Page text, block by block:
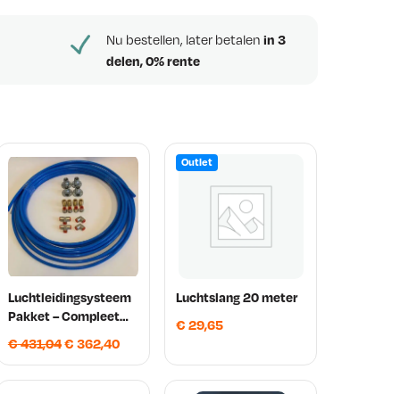
Nu bestellen, later betalenin 3
delen, 0% rente
Luchtleidingsysteem
Pakket – Compleet
Luchtleiding 25m
€431,04O
o
r
€ 362,40H
u
i
Outlet
Luchtslang 20 meter
€ 29,65